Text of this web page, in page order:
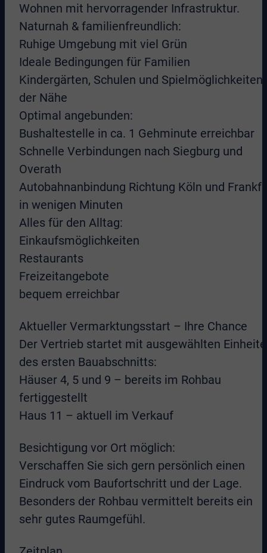
Wohnen mit hervorragender Infrastruktur.
Naturnah & familienfreundlich:
Ruhige Umgebung mit viel Grün
Ideale Bedingungen für Familien
Kindergärten, Schulen und Spielmöglichkeiten
der Nähe
Optimal angebunden:
Bushaltestelle in ca. 1 Gehminute erreichbar
Schnelle Verbindungen nach Siegburg und
Overath
Autobahnanbindung Richtung Köln und
in wenigen Minuten
Alles für den Alltag:
Einkaufsmöglichkeiten
Restaurants
Freizeitangebote
bequem erreichbar
Aktueller Vermarktungsstart – Ihre Chance
Der Vertrieb startet mit ausgewählten
des ersten Bauabschnitts:
Häuser 4, 5 und 9 – bereits im Rohbau
fertiggestellt
Haus 11 – aktuell im Verkauf
Besichtigung vor Ort möglich:
Verschaffen Sie sich gern persönlich einen
Eindruck vom Baufortschritt und der Lage.
Besonders der Rohbau vermittelt bereits ein
sehr gutes Raumgefühl.